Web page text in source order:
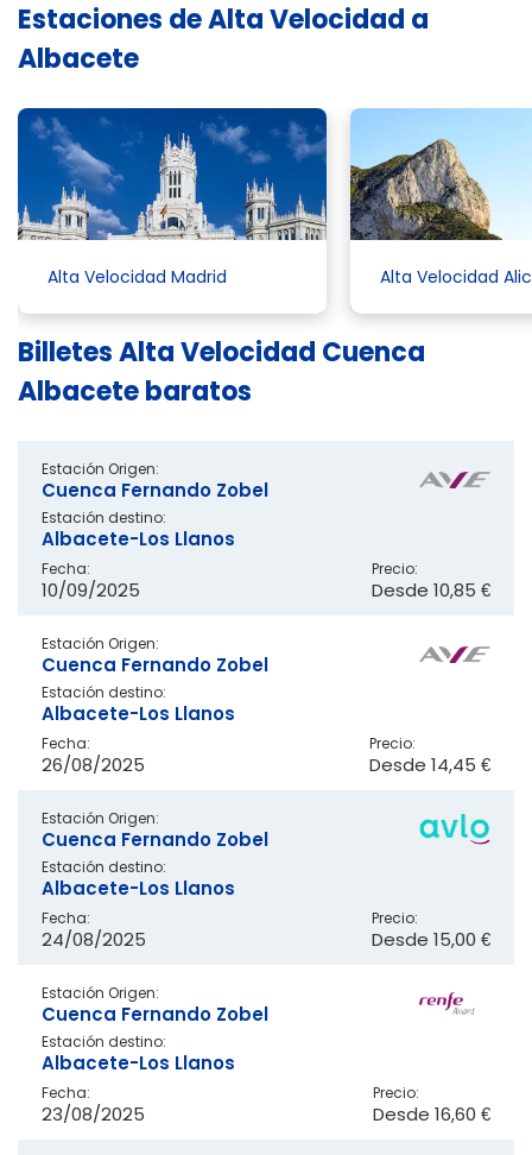
Estaciones de Alta Velocidad a
Albacete
Alta Velocidad Madrid Alta Velocidad
Billetes Alta Velocidad Cuenca
Albacete baratos
Estación Origen:
Cuenca Fernando Zobel
Estación destino:
Albacete-Los Llanos
Fecha:
10/09/2025
Precio:
Desde 10,85 €
Estación Origen:
Cuenca Fernando Zobel
Estación destino:
Albacete-Los Llanos
Fecha:
26/08/2025
Precio:
Desde 14,45 €
Estación Origen:
Cuenca Fernando Zobel
Estación destino:
Albacete-Los Llanos
Fecha:
24/08/2025
Precio:
Desde 15,00 €
Estación Origen:
Cuenca Fernando Zobel
Estación destino:
Albacete-Los Llanos
Fecha:
23/08/2025
Precio:
Desde 16,60 €